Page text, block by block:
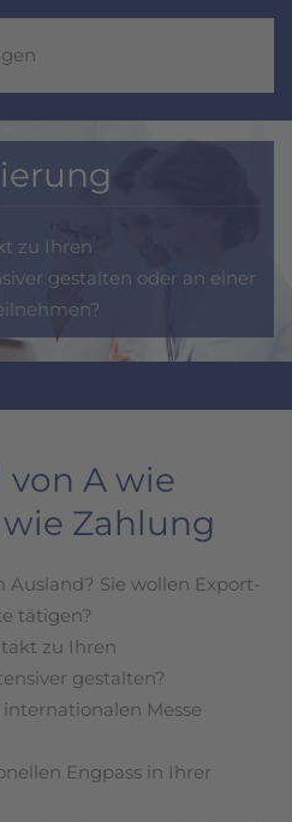
im Ausland?
tätigen?
A wie
Zahlung
Ausland? Sie wollen Export-
tätigen?
zu Ihren
gestalten?
Messe
Engpass in Ihrer